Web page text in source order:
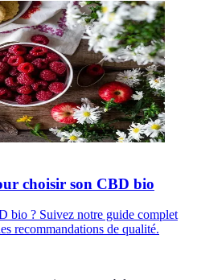
choisir son CBD bio
bio ? Suivez notre guide complet
recommandations de qualité.